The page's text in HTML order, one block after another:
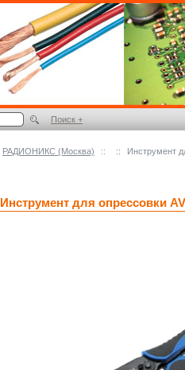
РАДИОНИКС (Москва) :: :: Инструмент
Инструмент для опрессовки
Поиск +